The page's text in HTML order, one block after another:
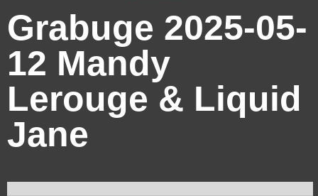
Grabuge 2025-05-
12 Mandy
Lerouge & Liquid
Jane